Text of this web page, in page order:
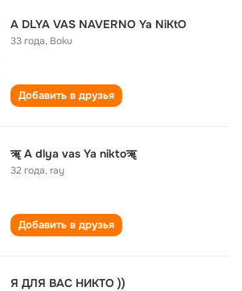
A DLYA VAS NAVERNO Ya NiKtO
33 года, Boku
Добавить в друзья
ॠ A dlya vas Ya niktoॠ
32 года,ray
Добавить в друзья
Я ДЛЯ ВАС НИКТО ))